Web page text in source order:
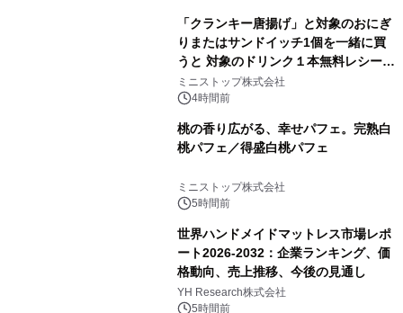
「クランキー唐揚げ」と対象のおにぎ
りまたはサンドイッチ1個を一緒に買
うと 対象のドリンク１本無料レシート
クーポンもらえる！※1
ミニストップ株式会社
4時間前
桃の香り広がる、幸せパフェ。完熟白
桃パフェ／得盛白桃パフェ
ミニストップ株式会社
5時間前
世界ハンドメイドマットレス市場レポ
ート2026-2032：企業ランキング、価
格動向、売上推移、今後の見通し
YH Research株式会社
5時間前